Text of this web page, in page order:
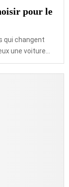
pour le
qui changent
une voiture...